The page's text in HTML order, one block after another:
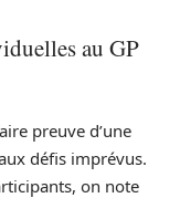
au GP
preuve d’une
défis imprévus.
on note